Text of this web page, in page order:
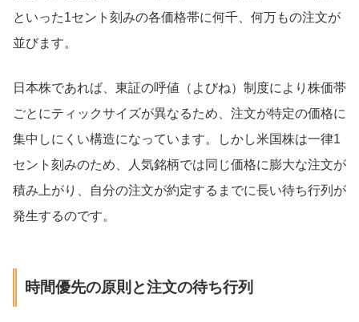
といった1セント刻みの各価格帯に何千、何万もの注文が
並びます。
日本株であれば、東証の呼値（よびね）制度により株価帯
ごとにティックサイズが異なるため、注文が特定の価格に
集中しにくい構造になっています。しかし米国株は一律1
セント刻みのため、人気銘柄では同じ価格に膨大な注文が
積み上がり、自分の注文が約定するまでに長い待ち行列が
発生するのです。
時間優先の原則と注文の待ち行列